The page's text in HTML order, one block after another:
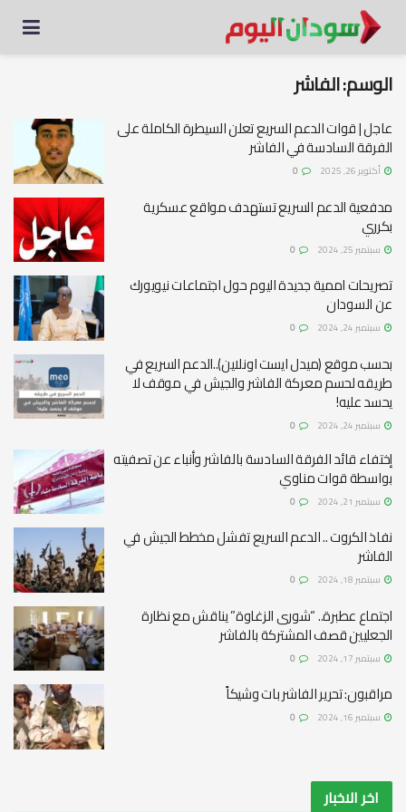
الوسم:الفاشر
عاجل | قوات الدعم السريع تعلن السيطرة الكاملة على
الفرقة السادسة في الفاشر
أكتوبر 26, 2025
مدفعية الدعم السريع تستهدف مواقع عسكرية
بكرري
سبتمبر 25, 2024
تصريحات اممية جديدة اليوم حول اجتماعات نيويورك
عن السودان
سبتمبر 24, 2024
بحسب موقع (ميدل ايست اونلاين)..الدعم السريع في
طريقه لحسم معركة الفاشر والجيش في موقف لا
يحسد عليه!
سبتمبر 24, 2024
إختفاء قائد الفرقة السادسة بالفاشر وأنباء عن تصفيته
بواسطة قوات مناوي
سبتمبر 21, 2024
نفاذ الكروت .. الدعم السريع تفشل مخطط الجيش في
الفاشر
سبتمبر 18, 2024
اجتماع عطبرة.. “شورى الزغاوة” يناقش مع نظارة
الجعليين قصف المشتركة بالفاشر
سبتمبر 17, 2024
مراقبون: تحرير الفاشر بات وشيكاً
سبتمبر 16, 2024
اخر الاخبار